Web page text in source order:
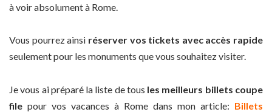
à voir absolument à Rome.
Vous pourrez ainsi réserver vos tickets avec accès rapide
seulement pour les monuments que vous souhaitez visiter.
Je vous ai préparé la liste de tous les meilleurs billets coupe
file pour vos vacances à Rome dans mon article: Billets